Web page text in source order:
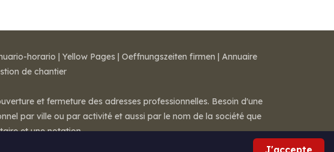
J'accepte
horario | Yellow Pages | Oeffnungszeiten firmen | Annuaire
de chantier
et fermeture des adresses professionnelles. Besoin d'une
par ville ou par activité et aussi par le nom de la société que
et une notation.